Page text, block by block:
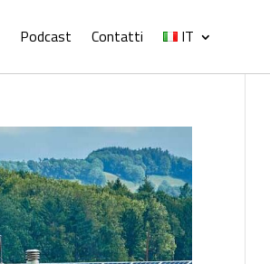
Podcast Contatti IT